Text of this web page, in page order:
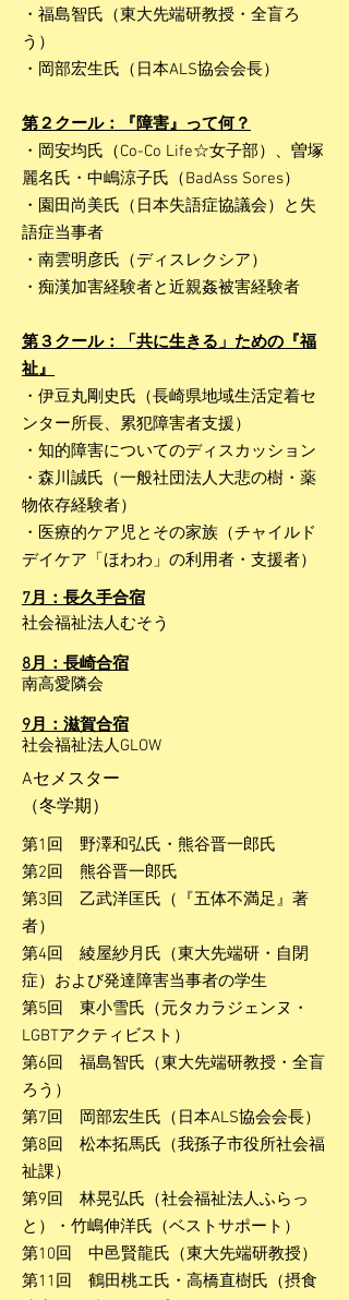
・福島智氏（東大先端研教授・全盲ろ
う）
・岡部宏生氏（日本ALS協会会長）
第２クール：『障害』って何？
・岡安均氏（Co-Co Life☆女子部）、曽塚
麗名氏・中嶋涼子氏（BadAss Sores）
・園田尚美氏（日本失語症協議会）と失
語症当事者
・南雲明彦氏（ディスレクシア）
・痴漢加害経験者と近親姦被害経験者
第３クール：「共に生きる」ための『福
祉』
・伊豆丸剛史氏（長崎県地域生活定着セ
ンター所長、累犯障害者支援）
・知的障害についてのディスカッション
・森川誠氏（一般社団法人大悲の樹・薬
物依存経験者）
・医療的ケア児とその家族（チャイルド
デイケア「ほわわ」の利用者・支援者）
7月：長久手合宿
社会福祉法人むそう
8月：長崎合宿
南高愛隣会
9月：滋賀合宿
社会福祉法人GLOW
Aセメスター
​（冬学期）
第1回 野澤和弘氏・熊谷晋一郎氏
第2回 熊谷晋一郎氏
第3回 乙武洋匡氏（『五体不満足』著
者）
第4回 綾屋紗月氏（東大先端研・自閉
症）および発達障害当事者の学生
第5回 東小雪氏（元タカラジェンヌ・
LGBTアクティビスト）
第6回 福島智氏（東大先端研教授・全盲
ろう）
第7回 岡部宏生氏（日本ALS協会会長）
第8回 松本拓馬氏（我孫子市役所社会福
祉課）
第9回 林晃弘氏（社会福祉法人ふらっ
と）・竹嶋伸洋氏（ベストサポート）
第10回 中邑賢龍氏（東大先端研教授）
第11回 鶴田桃エ氏・高橋直樹氏（摂食